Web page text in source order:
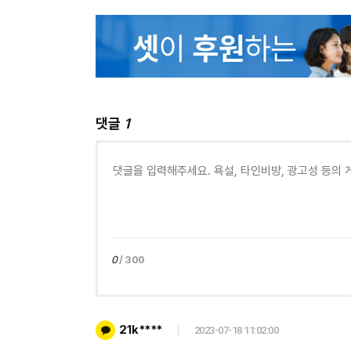
댓글 1
0/ 300
21k**** 2023-07-18 11:02:00